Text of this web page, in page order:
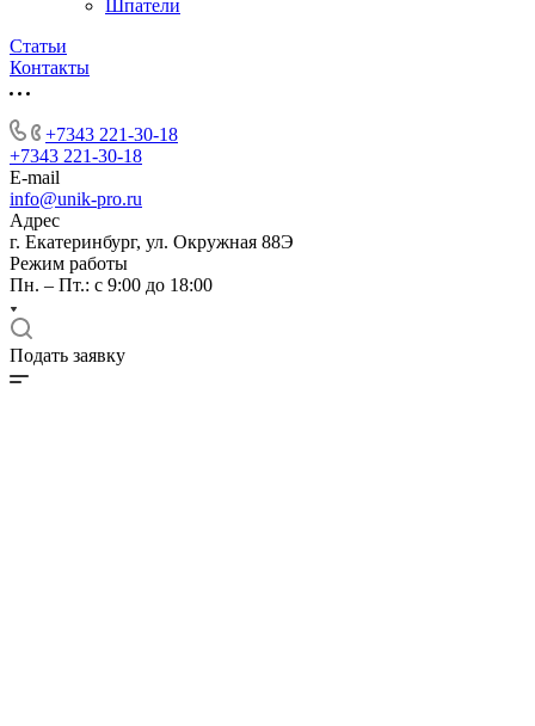
Шпатели
Статьи
Контакты
+7343 221-30-18
+7343 221-30-18
E-mail
info@unik-pro.ru
Адрес
г. Екатеринбург, ул. Окружная 88Э
Режим работы
Пн. – Пт.: с 9:00 до 18:00
Подать заявку